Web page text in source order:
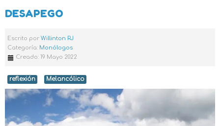
DESAPEGO
Escrito por Willinton RJ
Categoría: Monólogos
Creado: 19 Mayo 2022
reflexión Melancólico